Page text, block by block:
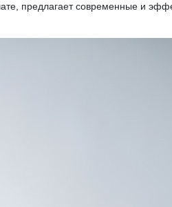
предлагает современные и